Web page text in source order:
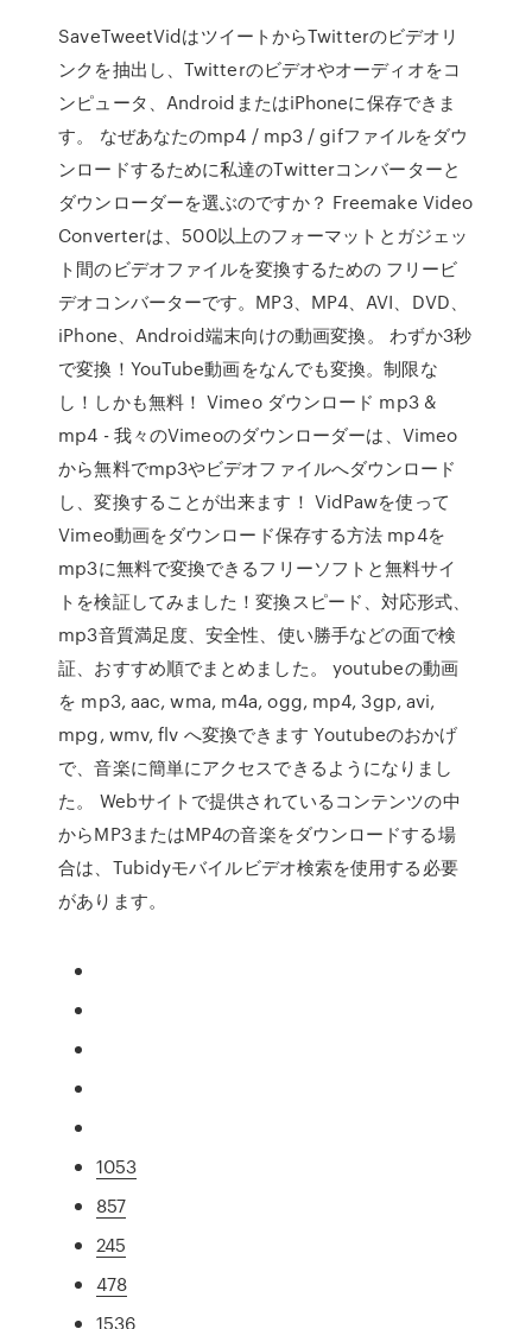
SaveTweetVidはツイートからTwitterのビデオリ
ンクを抽出し、Twitterのビデオやオーディオをコ
ンピュータ、AndroidまたはiPhoneに保存できま
す。 なぜあなたのmp4 / mp3 / gifファイルをダウ
ンロードするために私達のTwitterコンバーターと
ダウンローダーを選ぶのですか？ Freemake Video
Converterは、500以上のフォーマットとガジェッ
ト間のビデオファイルを変換するための フリービ
デオコンバーターです。MP3、MP4、AVI、DVD、
iPhone、Android端末向けの動画変換。 わずか3秒
で変換！YouTube動画をなんでも変換。制限な
し！しかも無料！ Vimeo ダウンロード mp3 &
mp4 - 我々のVimeoのダウンローダーは、Vimeo
から無料でmp3やビデオファイルへダウンロード
し、変換することが出来ます！ VidPawを使って
Vimeo動画をダウンロード保存する方法 mp4を
mp3に無料で変換できるフリーソフトと無料サイ
トを検証してみました！変換スピード、対応形式、
mp3音質満足度、安全性、使い勝手などの面で検
証、おすすめ順でまとめました。 youtubeの動画
を mp3, aac, wma, m4a, ogg, mp4, 3gp, avi,
mpg, wmv, flv へ変換できます Youtubeのおかげ
で、音楽に簡単にアクセスできるようになりまし
た。 Webサイトで提供されているコンテンツの中
からMP3またはMP4の音楽をダウンロードする場
合は、Tubidyモバイルビデオ検索を使用する必要
があります。
1053
857
245
478
1536